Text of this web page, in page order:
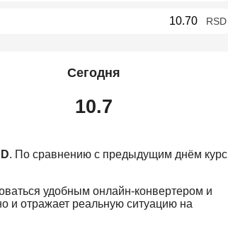
RSD
Сегодня
10.7
. По сравнению с предыдущим днём курс
удобным онлайн-конвертером и
и отражает реальную ситуацию на